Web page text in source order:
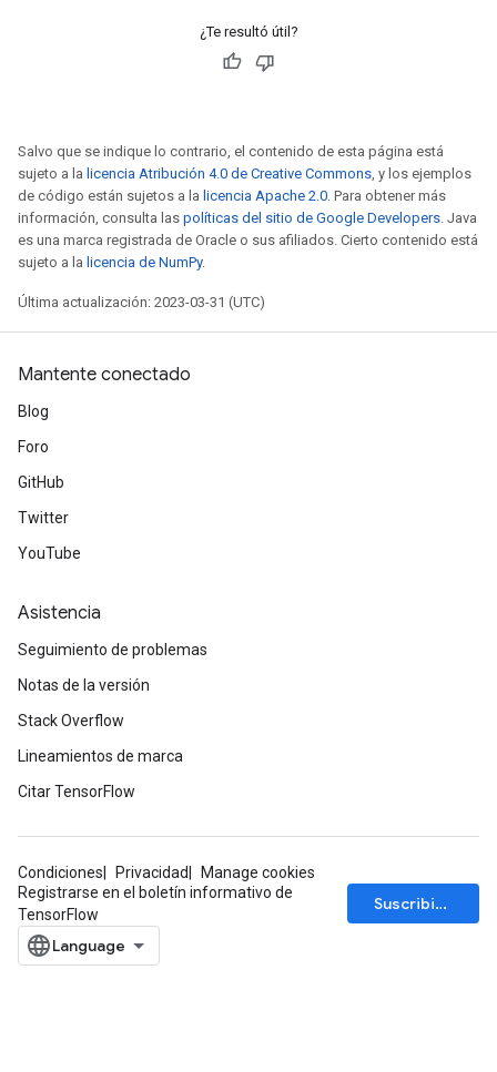
¿Te resultó útil?
Salvo que se indique lo contrario, el contenido de esta página está
sujeto a la licencia Atribución 4.0 de Creative Commons, y los ejemplos
de código están sujetos a la licencia Apache 2.0. Para obtener más
información, consulta las políticas del sitio de Google Developers. Java
es una marca registrada de Oracle o sus afiliados. Cierto contenido está
sujeto a la licencia de NumPy.
Última actualización: 2023-03-31 (UTC)
Mantente conectado
Blog
Foro
GitHub
Twitter
YouTube
Asistencia
Seguimiento de problemas
Notas de la versión
Stack Overflow
Lineamientos de marca
Citar TensorFlow
Condiciones Privacidad
Manage cookies
Registrarse en el boletín informativo de
TensorFlow
Suscribirse